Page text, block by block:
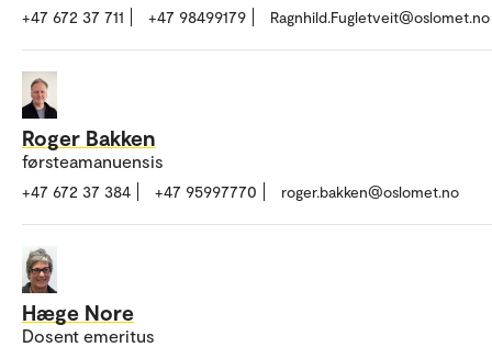
+47 672 37 711 +47 98499179 Ragnhild.Fugletveit@oslomet.no
Roger Bakken
førsteamanuensis
+47 672 37 384 +47 95997770 roger.bakken@oslomet.no
Hæge Nore
Dosent emeritus